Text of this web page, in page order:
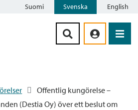
Suomi Svenska English
Offentlig kungörelse –
(Destia Oy) över ett beslut om